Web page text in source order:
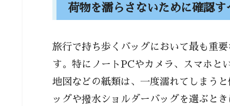
撥水加工の弱点と注意すべき
アウトドアや観光で活躍する防
完全防水モデルが向いてい
デザイン性とのバランスをど
荷物を濡らさないために確認
旅行で持ち歩くバッグにおいて最も重
す。特にノートPCやカメラ、スマホと
地図などの紙類は、一度濡れてしまう
ッグや撥水ショルダーバッグを選ぶと